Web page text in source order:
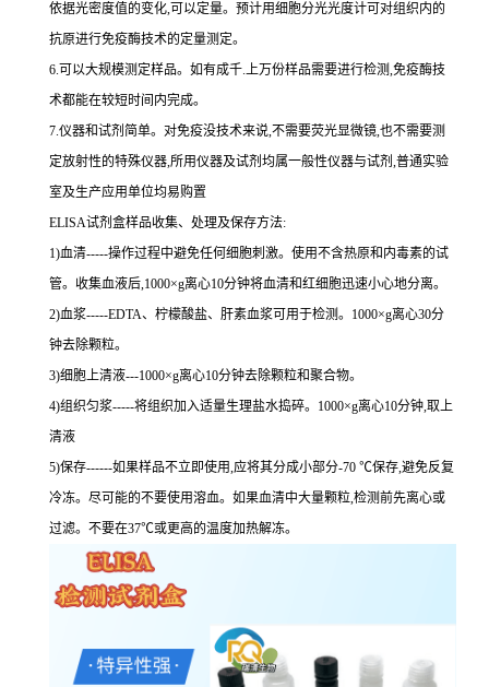
依据光密度值的变化,可以定量。预计用细胞分光光度计可对组织内的
抗原进行免疫酶技术的定量测定。
6.可以大规模测定样品。如有成千.上万份样品需要进行检测,免疫酶技
术都能在较短时间内完成。
7.仪器和试剂简单。对免疫没技术来说,不需要荧光显微镜,也不需要测
定放射性的特殊仪器,所用仪器及试剂均属一般性仪器与试剂,普通实验
室及生产应用单位均易购置
ELISA试剂盒样品收集、处理及保存方法:
1)血清-----操作过程中避免任何细胞刺激。使用不含热原和内毒素的试
管。收集血液后,1000×g离心10分钟将血清和红细胞迅速小心地分离。
2)血浆-----EDTA、柠檬酸盐、肝素血浆可用于检测。1000×g离心30分
钟去除颗粒。
3)细胞上清液---1000×g离心10分钟去除颗粒和聚合物。
4)组织匀浆-----将组织加入适量生理盐水捣碎。1000×g离心10分钟,取上
清液
5)保存------如果样品不立即使用,应将其分成小部分-70 ℃保存,避免反复
冷冻。尽可能的不要使用溶血。如果血清中大量颗粒,检测前先离心或
过滤。不要在37℃或更高的温度加热解冻。